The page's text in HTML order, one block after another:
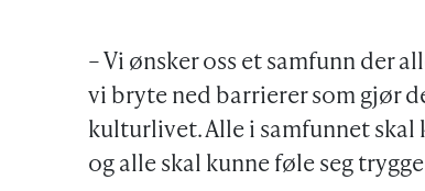
– Vi ønsker oss et samfunn der
vi bryte ned barrierer som gjør
kulturlivet. Alle i samfunnet skal
og alle skal kunne føle seg